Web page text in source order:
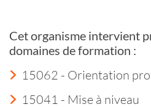
Cet organisme intervient
domaines de formation :
15062 - Orientation
15041 - Mise à niveau